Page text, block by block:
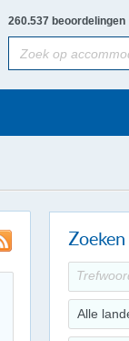
260.537 beoordelingen
Zoeken
Alle